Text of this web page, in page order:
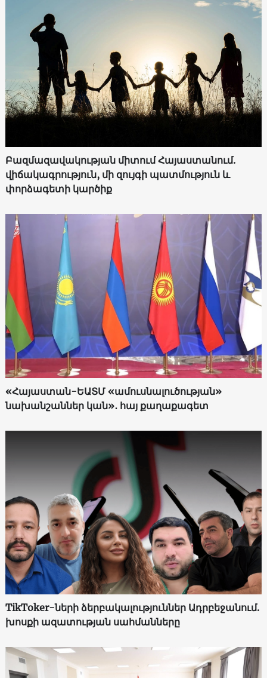
Բազմազավակության միտում Հայաստանում.
վիճակագրություն, մի զույգի պատմություն և
փորձագետի կարծիք
«Հայաստան-ԵԱՏՄ «ամուսնալուծության»
նախանշաններ կան»․ հայ քաղաքագետ
TikToker-ների ձերբակալություններ Ադրբեջանում.
խոսքի ազատության սահմանները